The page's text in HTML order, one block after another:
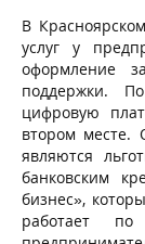
В
услуг у
оформление
поддержки.
цифровую
втором месте.
являются
банковским
бизнес»,
работает